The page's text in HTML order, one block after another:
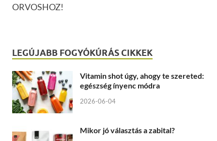
ORVOSHOZ!
LEGÚJABB FOGYÓKÚRÁS CIKKEK
Vitamin shot úgy, ahogy te szereted:
egészség ínyenc módra
2026-06-04
Mikor jó választás a zabital?